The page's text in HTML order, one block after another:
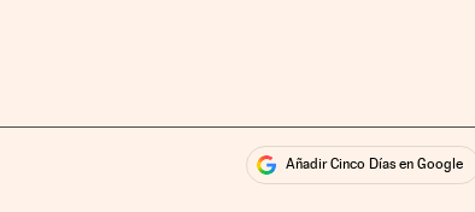
Añadir Cinco Días en Google